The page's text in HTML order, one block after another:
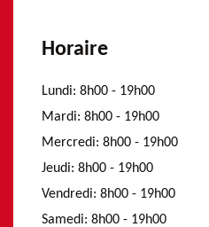
Horaire
Lundi: 8h00 - 19h00
Mardi: 8h00 - 19h00
Mercredi: 8h00 - 19h00
Jeudi: 8h00 - 19h00
Vendredi: 8h00 - 19h00
Samedi: 8h00 - 19h00